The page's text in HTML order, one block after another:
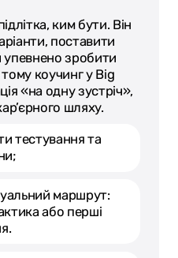
ким бути. Він
поставити
упевнено зробити
коучинг у Big
«на одну зустріч»,
шляху.
тестування та
маршрут:
або перші